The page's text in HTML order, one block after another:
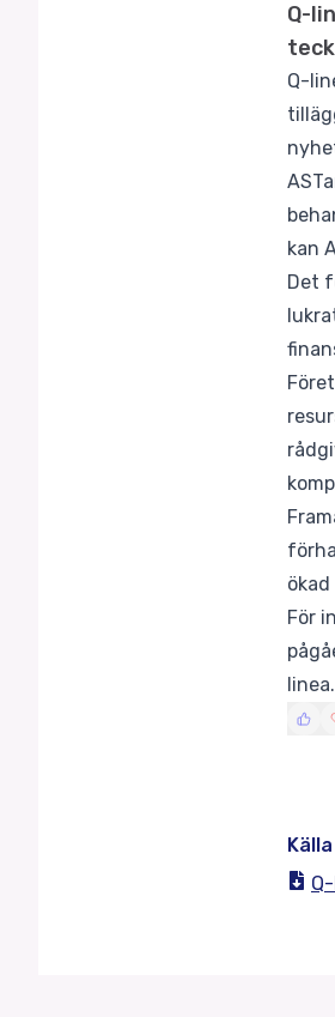
Q-
Q-
kan
Det
För
Källa